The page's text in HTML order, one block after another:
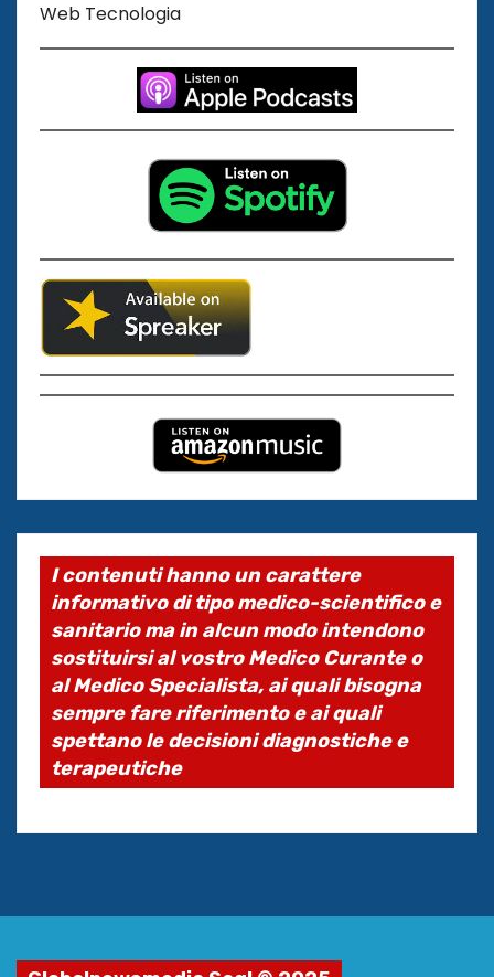
Web Tecnologia
I contenuti hanno un carattere
informativo di tipo medico-scientifico e
sanitario ma in alcun modo intendono
sostituirsi al vostro Medico Curante o
al Medico Specialista, ai quali bisogna
sempre fare riferimento e ai quali
spettano le decisioni diagnostiche e
terapeutiche